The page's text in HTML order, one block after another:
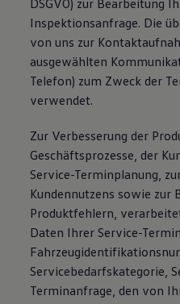
DSGVO) zur Bearbeitung
Inspektionsanfrage. Die
von uns zur
ausgewählten
Telefon) zum Zweck der
verwendet.
Zur Verbesserung der
Geschäftsprozesse, der
Service-Terminplanung,
Kundennutzens sowie zur
Produktfehlern,
Daten Ihrer Service-
Servicebedarfskategorie,
Terminanfrage, den von